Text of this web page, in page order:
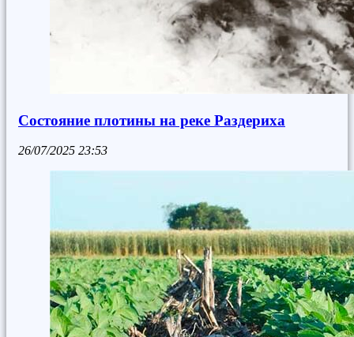
Состояние плотины на реке Раздериха
26/07/2025 23:53